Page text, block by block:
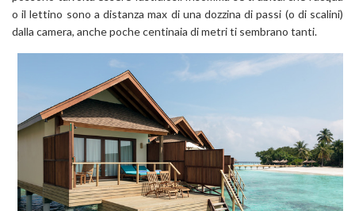
o il lettino sono a distanza max di una dozzina di passi (o di scalini)
dalla camera, anche poche centinaia di metri ti sembrano tanti.